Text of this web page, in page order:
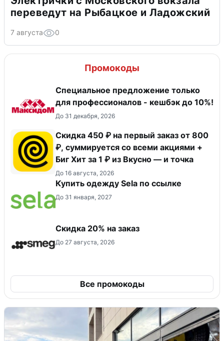
переведут на Рыбацкое и Ладожский
7 августа 0
Промокоды
Специальное предложение только
для профессионалов - кешбэк до 10%!
До 31 декабря, 2026
Скидка 450 ₽ на первый заказ от 800
₽, суммируется со всеми акциями +
Биг Хит за 1 ₽ из Вкусно — и точка
До 16 августа, 2026
Купить одежду Sela по ссылке
До 31 января, 2027
Скидка 20% на заказ
До 27 августа, 2026
Все промокоды